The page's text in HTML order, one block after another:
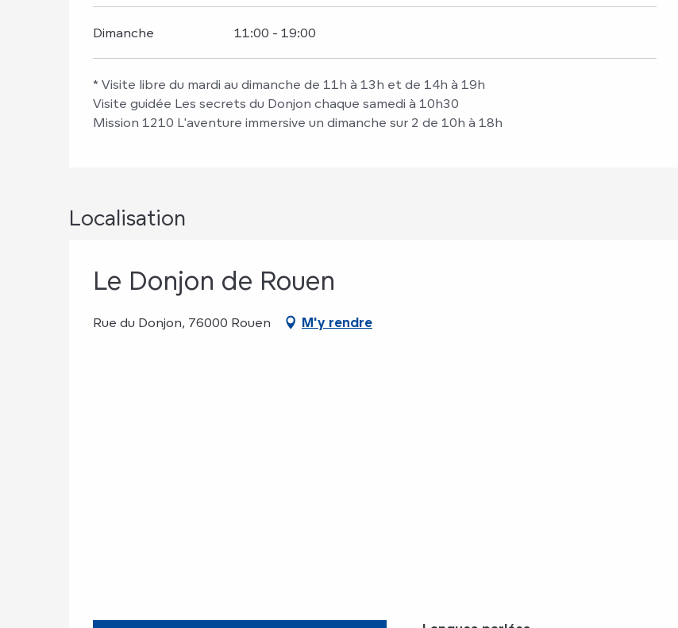
Dimanche 11:00 - 19:00
* Visite libre du mardi au dimanche de 11h à 13h et de 14h à 19h
Visite guidée Les secrets du Donjon chaque samedi à 10h30
Mission 1210 L'aventure immersive un dimanche sur 2 de 10h à 18h
Localisation
Le Donjon de Rouen
Rue du Donjon, 76000 Rouen M'y rendre